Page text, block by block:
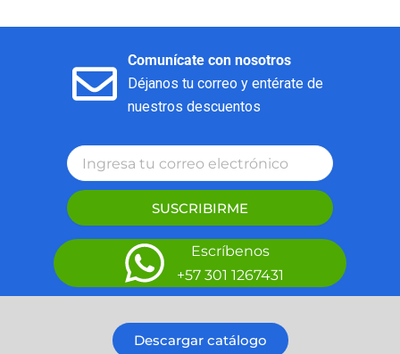
Comunícate con nosotros
Déjanos tu correo y entérate de
nuestros descuentos
SUSCRIBIRME
Escríbenos
+57 301 1267431
Descargar catálogo